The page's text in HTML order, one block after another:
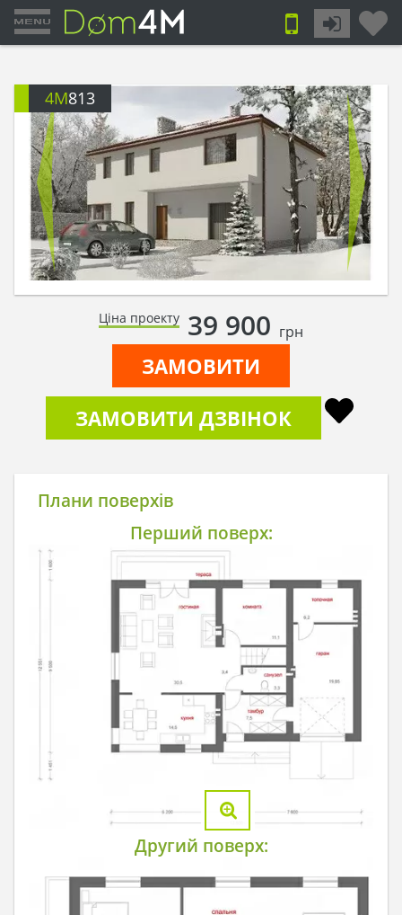
4M813
Ціна проекту 39 900 грн
ЗАМОВИТИ
ЗАМОВИТИ ДЗВІНОК
Плани поверхів
Перший поверх:
Другий поверх: